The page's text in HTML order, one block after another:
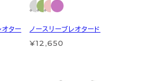
オター
ノースリーブレオタード
¥12,650